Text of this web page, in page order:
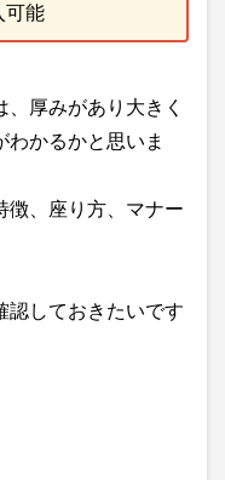
可能
厚みがあり大きく
かるかと思いま
徴、座り方、マナー
認しておきたいです